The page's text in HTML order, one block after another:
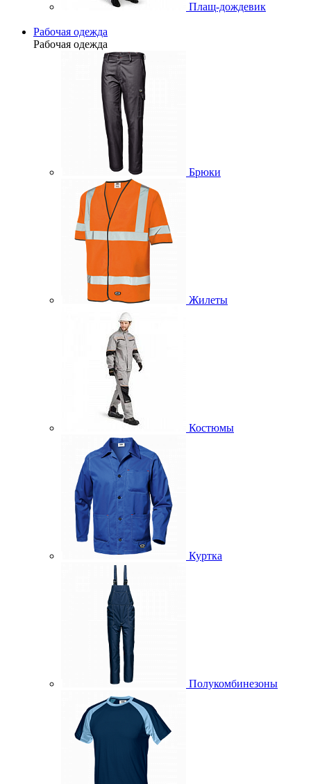
Плащ-дождевик
Рабочая одежда
Рабочая одежда
Брюки
Жилеты
Костюмы
Куртка
Полукомбинезоны